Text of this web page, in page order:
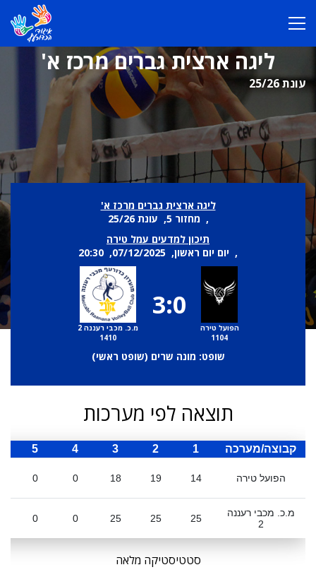
ליגה ארצית גברים מרכז א'
עונת 25/26
ליגה ארצית גברים מרכז א'
, מחזור 5, עונת 25/26
תיכון למדעים עמל טירה
, יום יום ראשון, 07/12/2025, 20:30
הפועל טירה
1104
3:0
מ.כ. מכבי רעננה 2
1410
שופט: מונה שרים (שופט ראשי)
תוצאה לפי מערכות
קבוצה/מערכה 1
2
3
4
5
הפועל טירה 14
19
18
0
0
מ.כ. מכבי רעננה
2
25
25
25
0
0
סטטיסטיקה מלאה